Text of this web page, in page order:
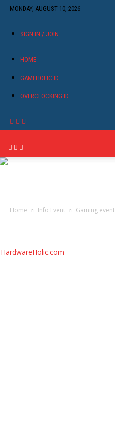
MONDAY, AUGUST 10, 2026
SIGN IN / JOIN
HOME
GAMEHOLIC.ID
OVERCLOCKING ID
HardwareHolic.com
Home Info Event Gaming event